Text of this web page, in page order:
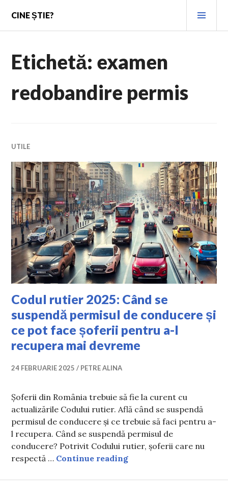
content
CINE ȘTIE?
Etichetă: examen
redobandire permis
UTILE
Codul rutier 2025: Când se
suspendă permisul de conducere și
ce pot face șoferii pentru a-l
recupera mai devreme
24 FEBRUARIE 2025 PETRE ALINA
Șoferii din România trebuie să fie la curent cu
actualizările Codului rutier. Află când se suspendă
permisul de conducere și ce trebuie să faci pentru a-
l recupera. Când se suspendă permisul de
conducere? Potrivit Codului rutier, șoferii care nu
respectă … Continue readingCodul rutier 2025: